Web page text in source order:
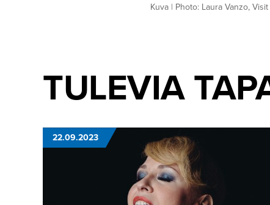
Kuva | Photo: Laura Vanzo,
TULEVIA
22.09.2023